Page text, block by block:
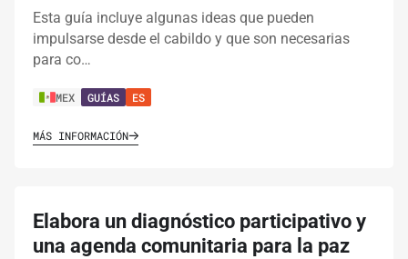
Esta guía incluye algunas ideas que pueden
impulsarse desde el cabildo y que son necesarias
para co…
MEX GUÍAS ES
MÁS INFORMACIÓN
Elabora un diagnóstico participativo y
una agenda comunitaria para la paz